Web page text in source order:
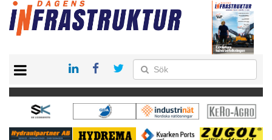
KONTAKT
VÅRA ANDRA MAGASIN
PRENUMERERA